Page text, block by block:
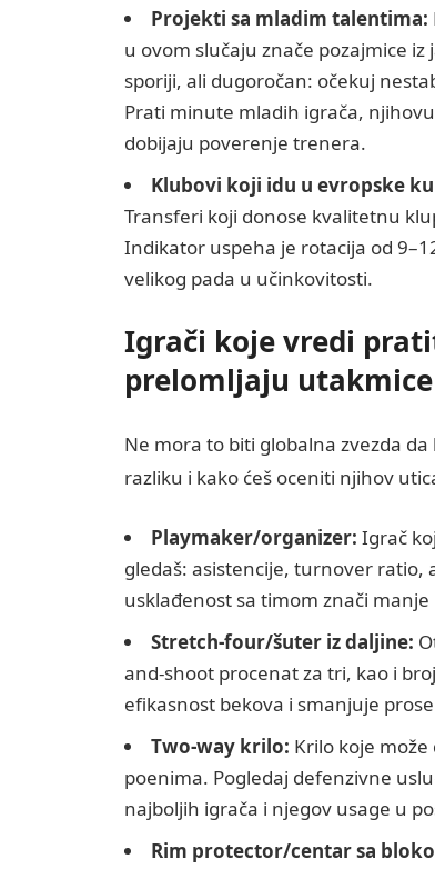
Projekti sa mladim talentima:
u ovom slučaju znače pozajmice
sporiji, ali dugoročan: očekuj
Prati minute mladih igrača,
dobijaju poverenje trenera.
Klubovi koji idu u evropske
Transferi koji donose kvalitetnu
Indikator uspeha je rotacija od
velikog pada u učinkovitosti.
Igrači koje vredi
prelomljaju utakmice
Ne mora to biti globalna zvezda
razliku i kako ćeš oceniti njihov
Playmaker/organizer: Igrač
gledaš: asistencije, turnover ratio,
usklađenost sa timom znači
Stretch-four/šuter iz daljine:
and-shoot procenat za tri, kao i
efikasnost bekova i smanjuje
Two-way krilo: Krilo koje
poenima. Pogledaj defenzivne
najboljih igrača i njegov usage u
Rim protector/centar sa